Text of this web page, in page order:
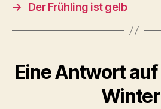
→
Der Frühling ist gelb
Eine Antwort auf